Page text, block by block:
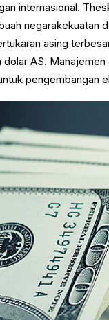
internasional.
negarakekuatan
asing
AS.
pengembangan